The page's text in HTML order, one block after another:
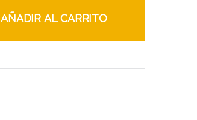
AÑADIR AL CARRITO